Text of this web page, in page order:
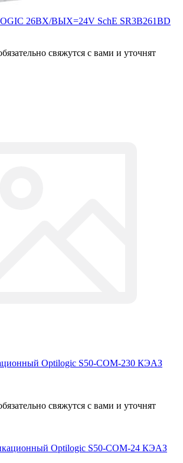
26ВХ/ВЫХ=24V SchE SR3B261BD
свяжутся с вами и уточнят
Optilogic S50-COM-230 КЭАЗ
свяжутся с вами и уточнят